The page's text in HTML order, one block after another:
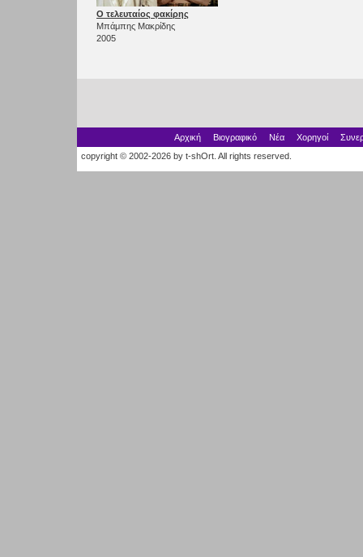
Ο τελευταίος φακίρης
Μπάμπης Μακρίδης
2005
Αρχική Βιογραφικό Νέα Χορηγοί
copyright © 2002-2026 by t-shOrt. All rights reserved.